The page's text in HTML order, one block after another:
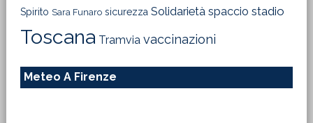
Spirito Sara Funaro sicurezza Solidarietà spaccio stadio
Toscana Tramvia vaccinazioni
Meteo A Firenze